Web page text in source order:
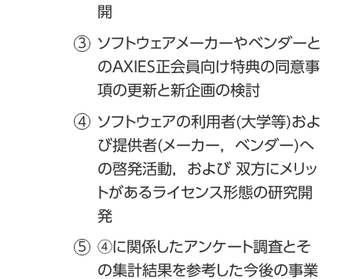
開
ソフトウェアメーカーやベンダーと
のAXIES正会員向け特典の同意事
項の更新と新企画の検討
ソフトウェアの利用者(大学等)およ
び提供者(メーカー，ベンダー)へ
の啓発活動，および 双方にメリッ
トがあるライセンス形態の研究開
発
④に関係したアンケート調査とそ
の集計結果を参考した今後の事業